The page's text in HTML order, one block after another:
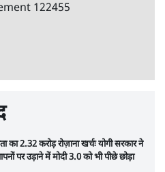
122455
का 2.32 करोड़ रोज़ाना खर्चः योगी सरकार ने
पर उड़ाने में मोदी 3.0 को भी पीछे छोड़ा